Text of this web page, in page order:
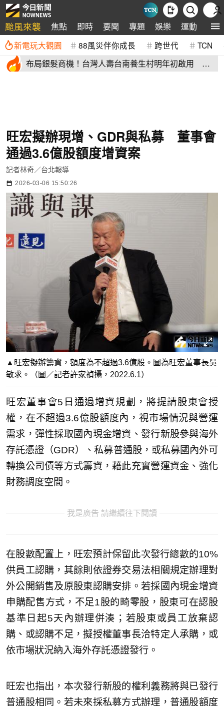
颱風來襲 焦點 即時 要聞 專題 娛樂 運動 全球
新電玩大觀園 88風災伴你成長 跨世代 TCN
布局銀髮商機！台灣人壽台南養生村明年初啟用 月
旺宏擬辦現增、GDR與私募 董事會
通過3.6億股額度增資案
記者林奇／台北報導
2026-03-06 15:50:26
▲旺宏擬辦籌資，額度為不超過3.6億股。圖為旺宏董事長吳
敏求。（圖／記者許家禎攝，2022.6.1）
旺宏董事會5日通過增資規劃，將提請股東會授
權，在不超過3.6億股額度內，視市場情況與營運
需求，彈性採取國內現金增資、發行新股參與海外
存託憑證（GDR）、私募普通股，或私募國內外可
轉換公司債等方式籌資，藉此充實營運資金、強化
財務調度空間。
我是廣告 請繼續往下閱讀
在股數配置上，旺宏預計保留此次發行總數的10%
供員工認購，其餘則依證券交易法相關規定辦理對
外公開銷售及原股東認購安排。若採國內現金增資
申購配售方式，不足1股的畸零股，股東可在認股
基準日起5天內辦理併湊；若股東或員工放棄認
購、或認購不足，擬授權董事長洽特定人承購，或
依市場狀況納入海外存託憑證發行。
旺宏也指出，本次發行新股的權利義務將與已發行
普通股相同。若未來採私募方式辦理，普通股額度